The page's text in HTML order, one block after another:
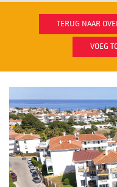
TERUG NAAR
VOEG